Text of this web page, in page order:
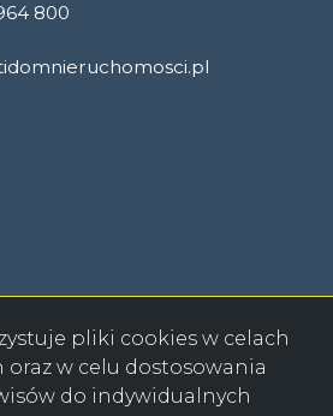
800
pliki cookies w celach
oraz w celu dostosowania
do indywidualnych